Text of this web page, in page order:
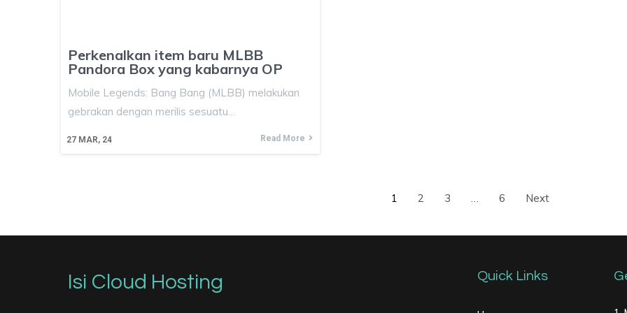
Perkenalkan item baru MLBB
Pandora Box yang kabarnya OP
27 MAR, 24
Mobile Legends: Bang Bang (MLBB) melakukan
gebrakan dengan merilis sesuatu…
Read More
1 2 3 … 6 Next
Isi Cloud Hosting Quick Links